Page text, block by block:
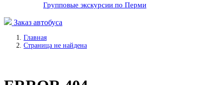
Групповые экскурсии по Перми
Заказ автобуса
Главная
Страница не найдена